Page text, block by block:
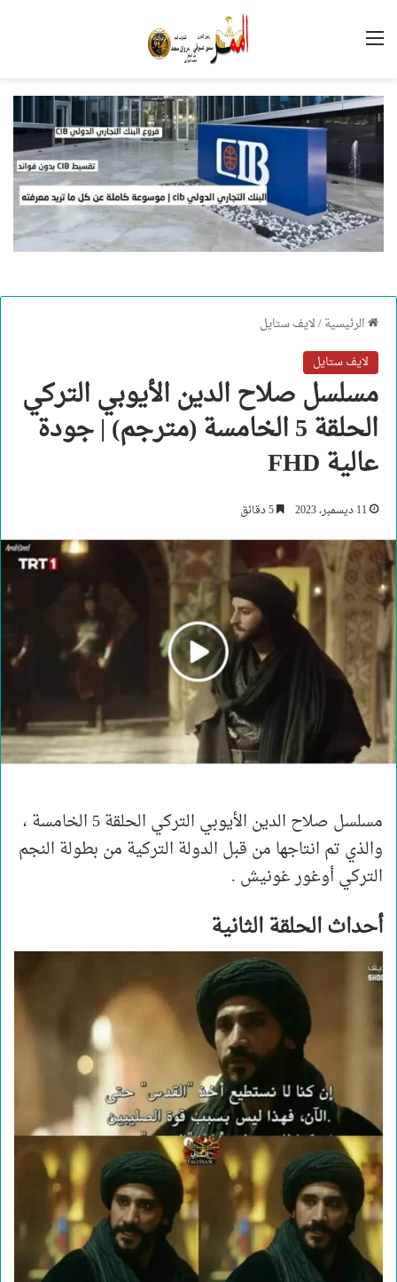
القائمة
الرئيسية/لايف ستايل
لايف ستايل
مسلسل صلاح الدين الأيوبي التركي
الحلقة 5 الخامسة (مترجم) | جودة
عالية FHD
11 ديسمبر، 2023
مسلسل صلاح الدين الأيوبي التركي الحلقة 5 الخامسة ،
والذي تم انتاجها من قبل الدولة التركية من بطولة النجم
التركي أوغور غونيش .
أحداث الحلقة الثانية